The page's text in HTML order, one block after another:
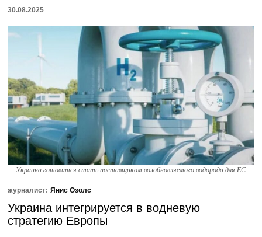
30.08.2025
Украина готовится стать поставщиком возобновляемого водорода для ЕС
журналист: Янис Озолс
Украина интегрируется в водневую
стратегию Европы